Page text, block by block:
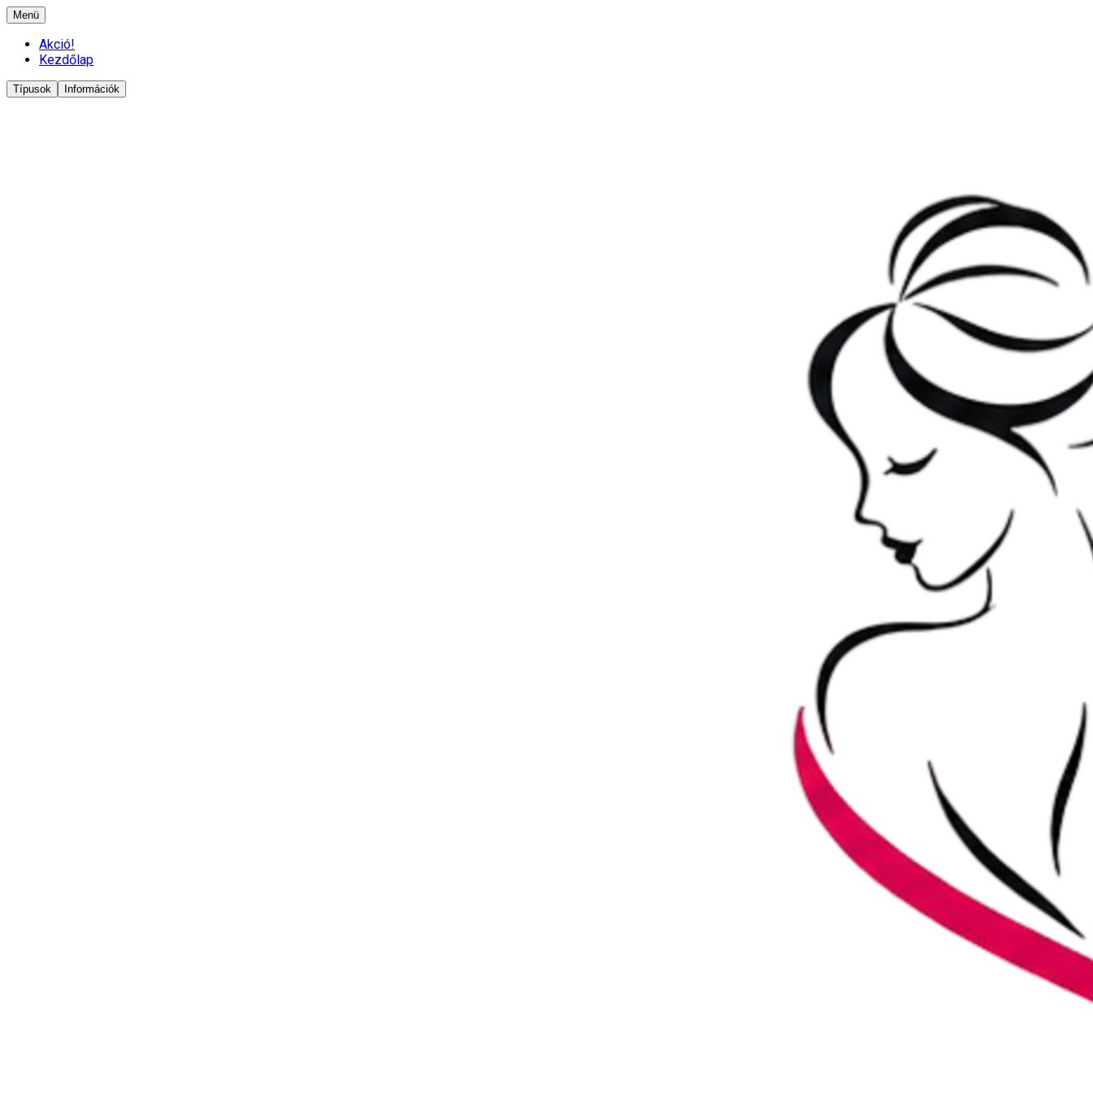
Menü
Akció!
Kezdőlap
Típusok Információk